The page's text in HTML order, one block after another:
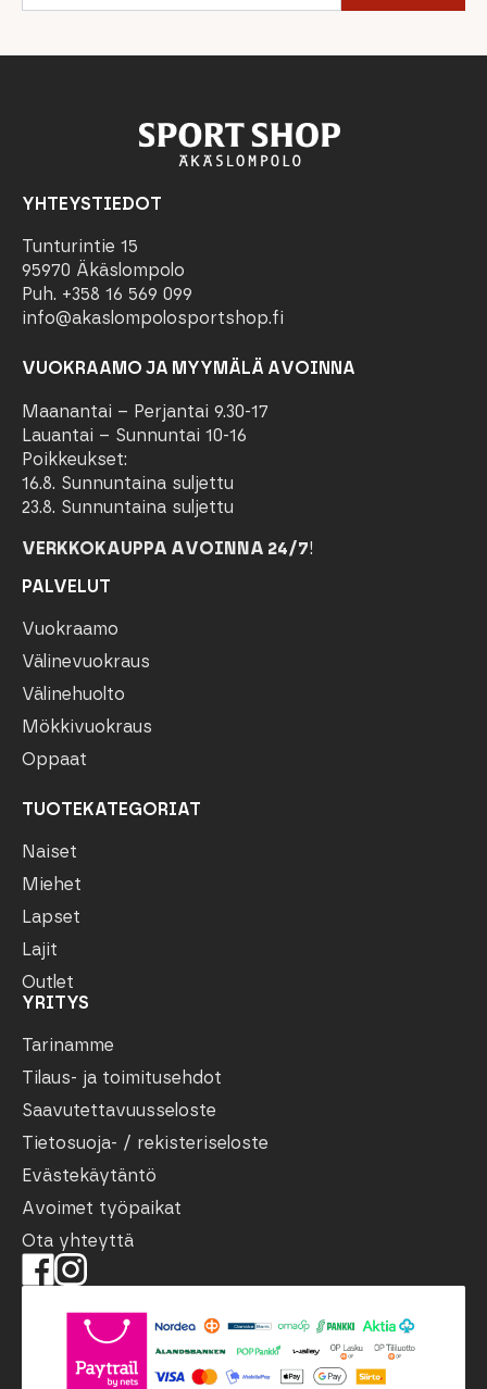
YHTEYSTIEDOT
Tunturintie 15
95970 Äkäslompolo
Puh. +358 16 569 099
info@akaslompolosportshop.fi
VUOKRAAMO JA MYYMÄLÄ AVOINNA
Maanantai – Perjantai 9.30-17
Lauantai – Sunnuntai 10-16
Poikkeukset:
16.8. Sunnuntaina suljettu
23.8. Sunnuntaina suljettu
VERKKOKAUPPA AVOINNA 24/7!
PALVELUT
Vuokraamo
Välinevuokraus
Välinehuolto
Mökkivuokraus
Oppaat
TUOTEKATEGORIAT
Naiset
Miehet
Lapset
Lajit
Outlet
YRITYS
Tarinamme
Tilaus- ja toimitusehdot
Saavutettavuusseloste
Tietosuoja- / rekisteriseloste
Evästekäytäntö
Avoimet työpaikat
Ota yhteyttä